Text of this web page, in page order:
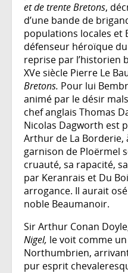
et de trente Bretons,
d’une bande de
populations locales et
défenseur héroïque
reprise par l’historien
XVe siècle Pierre Le
Bretons. Pour lui
animé par le désir
chef anglais Thomas
Nicolas Dagworth est
Arthur de La Borderie,
garnison de Ploërmel
cruauté, sa rapacité,
par Keranrais et Du
arrogance. Il aurait
noble Beaumanoir.
Sir Arthur Conan
Nigel, le voit comme
Northumbrien,
pur esprit